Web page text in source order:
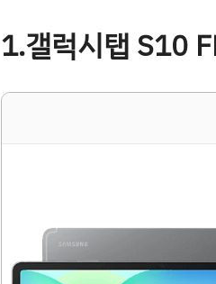
1.갤럭시탭 S10